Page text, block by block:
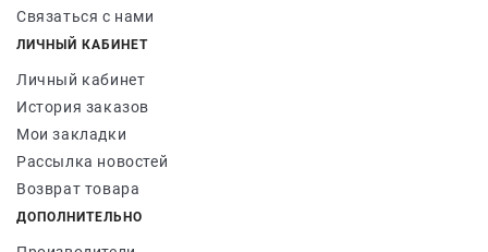
Связаться с нами
ЛИЧНЫЙ КАБИНЕТ
Личный кабинет
История заказов
Мои закладки
Рассылка новостей
Возврат товара
ДОПОЛНИТЕЛЬНО